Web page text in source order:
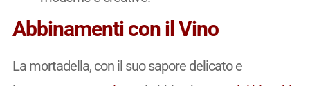
Abbinamenti con il Vino
La mortadella, con il suo sapore delicato e